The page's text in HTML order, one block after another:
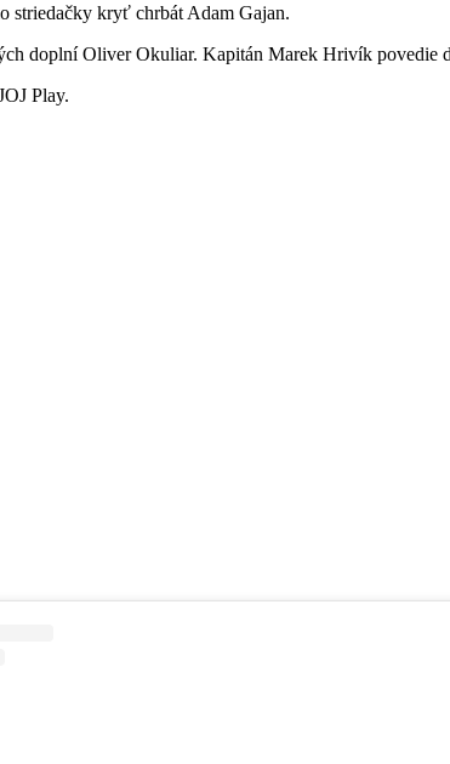
striedačky kryť chrbát Adam Gajan.
doplní Oliver Okuliar. Kapitán Marek Hrivík povedie
Play.